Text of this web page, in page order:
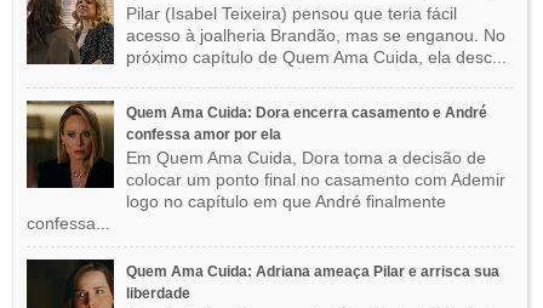
Pilar (Isabel Teixeira) pensou que teria fácil
acesso à joalheria Brandão, mas se enganou. No
próximo capítulo de Quem Ama Cuida, ela desc...
Quem Ama Cuida: Dora encerra casamento e André
confessa amor por ela
Em Quem Ama Cuida, Dora toma a decisão de
colocar um ponto final no casamento com Ademir
logo no capítulo em que André finalmente
confessa...
Quem Ama Cuida: Adriana ameaça Pilar e arrisca sua
liberdade